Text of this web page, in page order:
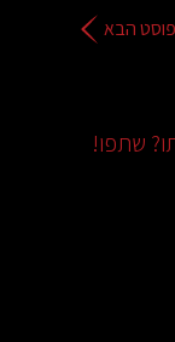
הבא
שתפו!